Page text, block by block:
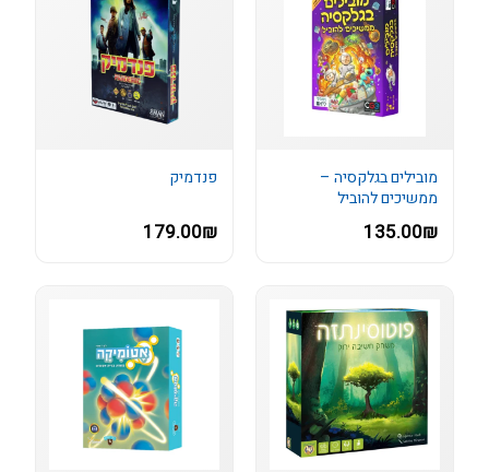
מובילים בגלקסיה –
ממשיכים להוביל
135.00₪
פנדמיק
179.00₪